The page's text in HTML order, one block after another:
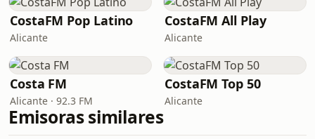
CostaFM Pop Latino
Alicante
CostaFM All Play
Alicante
Costa FM
Alicante · 92.3 FM
CostaFM Top 50
Alicante
Emisoras similares